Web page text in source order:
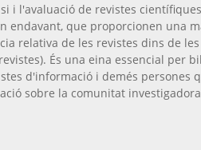
i l'avaluació de revistes
endavant, que proporcionen una
relativa de les revistes dins de les
És una eina essencial per
d'informació i demés persones
sobre la comunitat